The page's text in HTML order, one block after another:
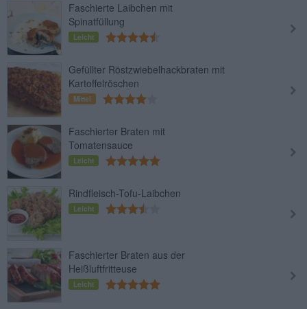
Faschierte Laibchen mit
Spinatfüllung
Leicht
Gefüllter Röstzwiebelhackbraten mit
Kartoffelröschen
Mittel
Faschierter Braten mit
Tomatensauce
Leicht
Rindfleisch-Tofu-Laibchen
Leicht
Faschierter Braten aus der
Heißluftfritteuse
Leicht